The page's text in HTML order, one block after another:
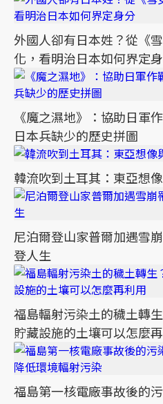
外國人卻有日本姓？從《
化，看明治日本如何界定
《魔之濕地》：協助日軍
日本兵缺少的歷史拼圖
韓流吹到土耳其：東亞想
尼泊爾登山家普爾加遇雪
登人生
福島輻射污染土的穢土轉
貯藏設施的土壤可以怎麼
福島第一核電廠事故後的